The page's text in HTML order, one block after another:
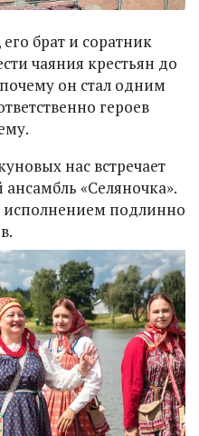
брат и соратник
чаяния крестьян до
он стал одним
героев
нас встречает
«Селяночка».
исполнением подлинно